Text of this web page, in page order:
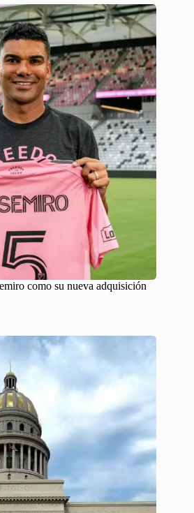
como su nueva adquisición